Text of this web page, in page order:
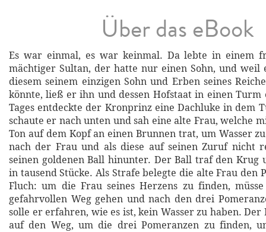
Über das eBook
Es war einmal, es war keinmal. Da lebte in einem
mächtiger Sultan, der hatte nur einen Sohn, und weil
diesem seinem einzigen Sohn und Erben seines
könnte, ließ er ihn und dessen Hofstaat in einen Turm
Tages entdeckte der Kronprinz eine Dachluke in dem
schaute er nach unten und sah eine alte Frau, welche
Ton auf dem Kopf an einen Brunnen trat, um Wasser
nach der Frau und als diese auf seinen Zuruf nicht
seinen goldenen Ball hinunter. Der Ball traf den Krug
in tausend Stücke. Als Strafe belegte die alte Frau den
Fluch: um die Frau seines Herzens zu finden,
gefahrvollen Weg gehen und nach den drei
solle er erfahren, wie es ist, kein Wasser zu haben. Der
auf den Weg, um die drei Pomeranzen zu finden,